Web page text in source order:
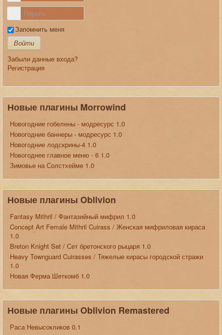
Запомнить меня
Войти
Забыли данные входа?
Регистрация
Новые плагины Morrowind
Новогодние гобелены - модресурс 1.0
Новогодние баннеры - модресурс 1.0
Новогодние лодскрины-4 1.0
Новогоднее главное меню - 6 1.0
Зимовье на Солстхейме 1.0
Новые плагины Oblivion
Fantasy Mithril / Фантазийный мифрил 1.0
Concept Art Female Mithril Cuirass / Женская мифриловая кираса
1.0
Breton Knight Set / Сет бретонского рыцаря 1.0
Heavy Townguard Cuirasses / Тяжелые кирасы городской стражи
1.0
Новая Ферма Шеткомб 1.0
Новые плагины Oblivion Remastered
Раса Невысокликов 0.1